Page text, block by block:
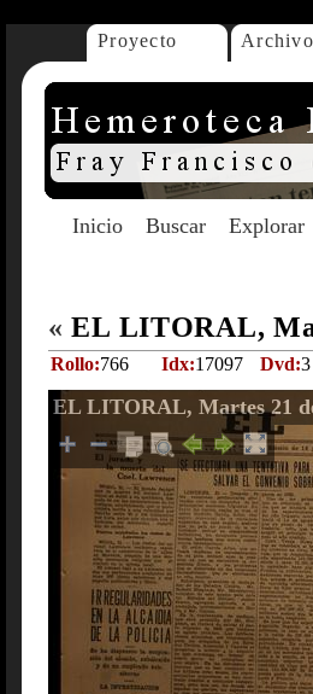
Proyecto Archivo
Inicio Buscar Explorar
« EL LITORAL,
Rollo:766 Idx:17097 Dvd:3
EL LITORAL, Martes 21